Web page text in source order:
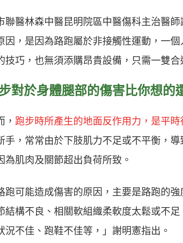
聯醫林森中醫昆明院區中醫傷科主治醫
因，是因為路跑屬於非接觸性運動，一
技巧，也無須添購昂貴設備，只需一雙
對於身體腿部的傷害比你想的
， 跑步時所產生的地面反作用力，是平
手，常常由於下肢肌力不足或不平衡，
為肌肉及關節超出負荷所致。
跑可能造成傷害的原因，主要是路跑的
結構不良、相關軟組織柔軟度太鬆或不
況不佳、跑鞋不佳等，」謝明憲指出。